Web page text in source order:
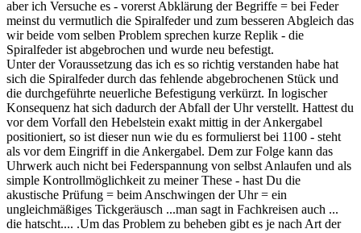
aber ich Versuche es - vorerst Abklärung der Begriffe = bei Feder
meinst du vermutlich die Spiralfeder und zum besseren Abgleich das
wir beide vom selben Problem sprechen kurze Replik - die
Spiralfeder ist abgebrochen und wurde neu befestigt.
Unter der Voraussetzung das ich es so richtig verstanden habe hat
sich die Spiralfeder durch das fehlende abgebrochenen Stück und
die durchgeführte neuerliche Befestigung verkürzt. In logischer
Konsequenz hat sich dadurch der Abfall der Uhr verstellt. Hattest du
vor dem Vorfall den Hebelstein exakt mittig in der Ankergabel
positioniert, so ist dieser nun wie du es formulierst bei 1100 - steht
als vor dem Eingriff in die Ankergabel. Dem zur Folge kann das
Uhrwerk auch nicht bei Federspannung von selbst Anlaufen und als
simple Kontrollmöglichkeit zu meiner These - hast Du die
akustische Prüfung = beim Anschwingen der Uhr = ein
ungleichmäßiges Tickgeräusch ...man sagt in Fachkreisen auch ...
die hatscht.... .Um das Problem zu beheben gibt es je nach Art der